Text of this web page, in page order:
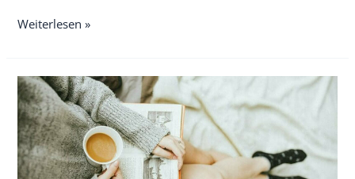
Weiterlesen »
3
Tipps
für
eine
gesunde
Abgrenzung